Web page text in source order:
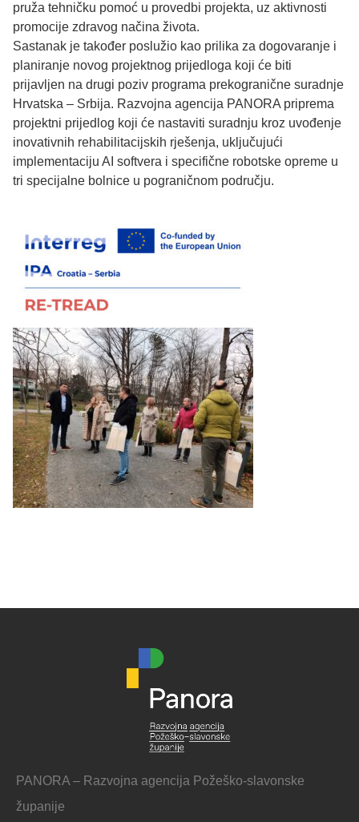
pruža tehničku pomoć u provedbi projekta, uz aktivnosti
promocije zdravog načina života.
Sastanak je također poslužio kao prilika za dogovaranje i
planiranje novog projektnog prijedloga koji će biti
prijavljen na drugi poziv programa prekogranične suradnje
Hrvatska – Srbija. Razvojna agencija PANORA priprema
projektni prijedlog koji će nastaviti suradnju kroz uvođenje
inovativnih rehabilitacijskih rješenja, uključujući
implementaciju AI softvera i specifične robotske opreme u
tri specijalne bolnice u pograničnom području.
PANORA – Razvojna agencija Požeško-slavonske
županije